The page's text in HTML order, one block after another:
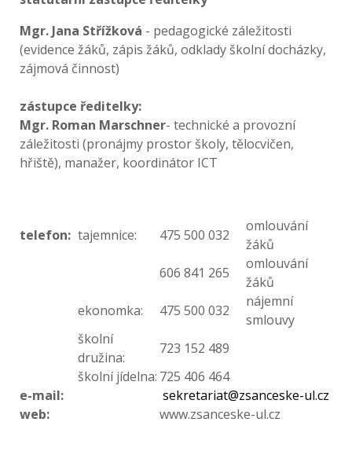
Mgr. Jana Střížková - pedagogické záležitosti
(evidence žáků, zápis žáků, odklady školní docházky,
zájmová činnost)
zástupce ředitelky:
Mgr. Roman Marschner- technické a provozní
záležitosti (pronájmy prostor školy, tělocvičen,
hřiště), manažer, koordinátor ICT
telefon: tajemnice: 475 500 032
omlouvání
žáků
606 841 265
omlouvání
žáků
ekonomka:
475 500 032
nájemní
smlouvy
školní
družina:
723 152 489
školní jídelna: 725 406 464
e-mail:
sekretariat@zsanceske-ul.cz
web:
www.zsanceske-ul.cz